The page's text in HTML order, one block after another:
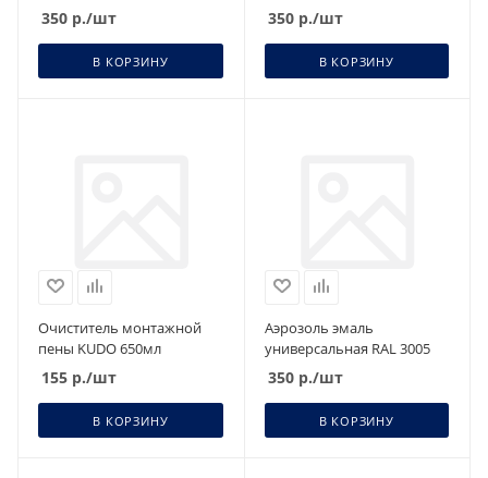
350 р./шт
В КОРЗИНУ
350р./шт
В КОРЗИНУ
Очиститель монтажной
пены KUDO 650мл
155 р./шт
В КОРЗИНУ
Аэрозоль эмаль
универсальная RAL 3005
350р./шт
В КОРЗИНУ